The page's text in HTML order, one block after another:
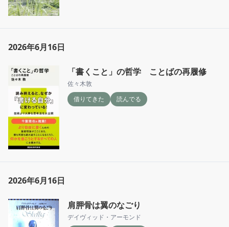
2026年6月16日
「書くこと」の哲学 ことばの再履修
佐々木敦
借りてきた
読んでる
2026年6月16日
肩胛骨は翼のなごり
デイヴィッド・アーモンド